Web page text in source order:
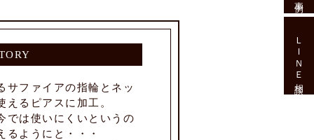
サファイアの指輪とネッ
えるピアスに加工。
では使いにくいというの
るようにと・・・
ＬＩＮＥ相談